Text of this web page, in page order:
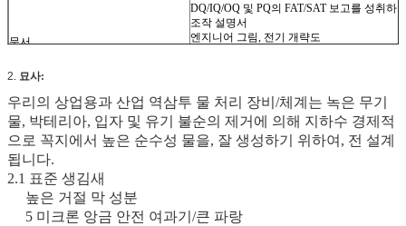
문서
DQ/IQ/OQ 및 PQ의 FAT/SAT 보고를 성취하
조작 설명서
엔지니어 그림, 전기 개략도
2. 묘사:
우리의 상업용과 산업 역삼투 물 처리 장비/체계는 녹은 무기
물, 박테리아, 입자 및 유기 불순의 제거에 의해 지하수 경제적
으로 꼭지에서 높은 순수성 물을, 잘 생성하기 위하여, 전 설계
됩니다.
2.1 표준 생김새
높은 거절 막 성분
5 미크론 앙금 안전 여과기/큰 파랑